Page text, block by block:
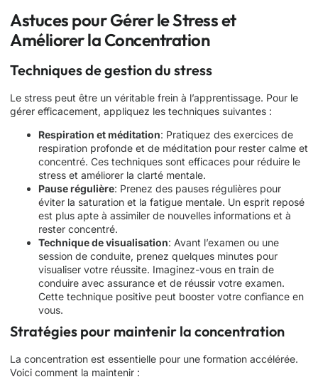
Astuces pour Gérer le Stress et
Améliorer la Concentration
Techniques de gestion du stress
Le stress peut être un véritable frein à l’apprentissage. Pour le
gérer efficacement, appliquez les techniques suivantes :
Respiration et méditation: Pratiquez des exercices de
respiration profonde et de méditation pour rester calme et
concentré. Ces techniques sont efficaces pour réduire le
stress et améliorer la clarté mentale.
Pause régulière: Prenez des pauses régulières pour
éviter la saturation et la fatigue mentale. Un esprit reposé
est plus apte à assimiler de nouvelles informations et à
rester concentré.
Technique de visualisation: Avant l’examen ou une
session de conduite, prenez quelques minutes pour
visualiser votre réussite. Imaginez-vous en train de
conduire avec assurance et de réussir votre examen.
Cette technique positive peut booster votre confiance en
vous.
Stratégies pour maintenir la concentration
La concentration est essentielle pour une formation accélérée.
Voici comment la maintenir :